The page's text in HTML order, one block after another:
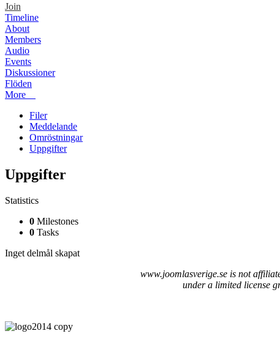
Join
Timeline
About
Members
Audio
Events
Diskussioner
Flöden
More
Filer
Meddelande
Omröstningar
Uppgifter
Uppgifter
Statistics
0 Milestones
0 Tasks
Inget delmål skapat
www.joomlasverige.se is not
under a limited license